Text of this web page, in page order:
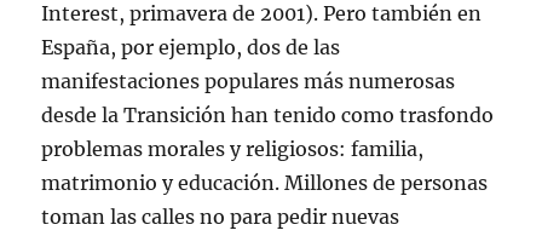
Interest, primavera de 2001). Pero también en
España, por ejemplo, dos de las
manifestaciones populares más numerosas
desde la Transición han tenido como trasfondo
problemas morales y religiosos: familia,
matrimonio y educación. Millones de personas
toman las calles no para pedir nuevas